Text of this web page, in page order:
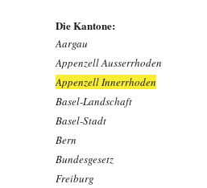
Die Kantone:
Aargau
Appenzell Ausserrhoden
Appenzell Innerrhoden
Basel-Landschaft
Basel-Stadt
Bern
Bundesgesetz
Freiburg